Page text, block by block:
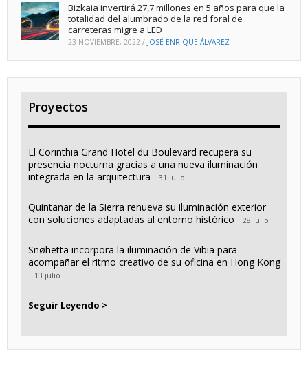
Bizkaia invertirá 27,7 millones en 5 años para que la
totalidad del alumbrado de la red foral de
carreteras migre a LED
23 NOVIEMBRE, 2022 / JOSÉ ENRIQUE ÁLVAREZ
Proyectos
El Corinthia Grand Hotel du Boulevard recupera su
presencia nocturna gracias a una nueva iluminación
integrada en la arquitectura
31 julio
Quintanar de la Sierra renueva su iluminación exterior
con soluciones adaptadas al entorno histórico
28 julio
Snøhetta incorpora la iluminación de Vibia para
acompañar el ritmo creativo de su oficina en Hong Kong
13 julio
Seguir Leyendo >